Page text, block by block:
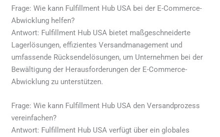
Frage: Wie kann Fulfillment Hub USA bei der E-Commerce-
Abwicklung helfen?
Antwort: Fulfillment Hub USA bietet maßgeschneiderte
Lagerlösungen, effizientes Versandmanagement und
umfassende Rücksendelösungen, um Unternehmen bei der
Bewältigung der Herausforderungen der E-Commerce-
Abwicklung zu unterstützen.
Frage: Wie kann Fulfillment Hub USA den Versandprozess
vereinfachen?
Antwort: Fulfillment Hub USA verfügt über ein globales